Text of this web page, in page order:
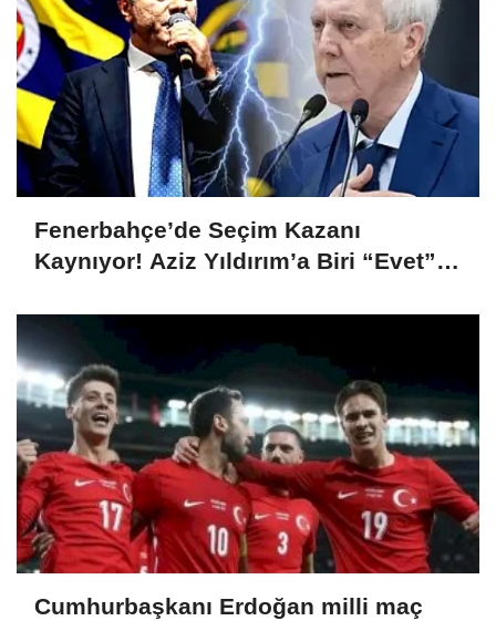
Fenerbahçe’de Seçim Kazanı
Kaynıyor! Aziz Yıldırım’a Biri “Evet”
Cumhurbaşkanı Erdoğan milli maç